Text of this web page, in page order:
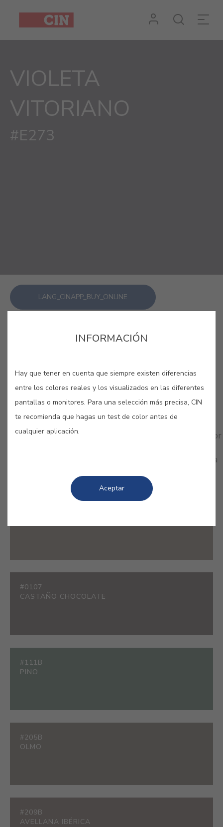
VIOLETA
VITORIANO
#E273
LANG_CINAPP_BUY_ONLINE
COLORES RELACIONADOS
¿Te atreves? Sofisticados, misteriosos… Apuesta por
espacios totalmente memorables que no dejarán a
#0107
CASTAÑO CHOCOLATE
#111B
PINO
#205B
OLMO
#209B
AVELLANA IBÉRICA
INFORMACIÓN
Hay que tener en cuenta que siempre existen diferencias
entre los colores reales y los visualizados en las diferentes
pantallas o monitores. Para una selección más precisa, CIN
te recomienda que hagas un test de color antes de
cualquier aplicación.
Aceptar